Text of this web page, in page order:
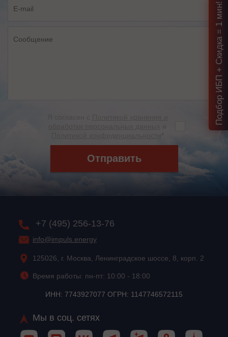
Отправить
+7 (495) 256-13-76
info@impuls.energy
125026, г. Москва, Ленинградское шоссе, 8, корп. 2
Время работы: пн-пт: 10:00 - 18:00
ИНН: 7743927077 ОГРН: 1147746572115
Мы в соц. сетях
Подбор ИБП + Скидка = 1 мин!